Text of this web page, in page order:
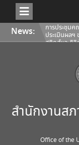
Skip
content
News: การประชุม
ประเมินผล
สติกส์และดิ
ครั้งที่ 350
สิงหาคม
การประชุม
ประเมินผล
สำนักงานส
Office of the